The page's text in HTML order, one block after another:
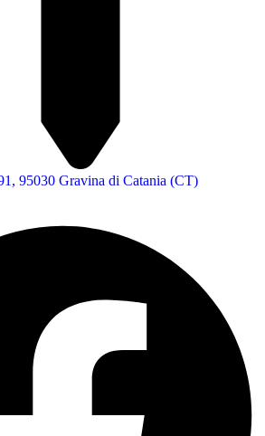
95030 Gravina di Catania (CT)